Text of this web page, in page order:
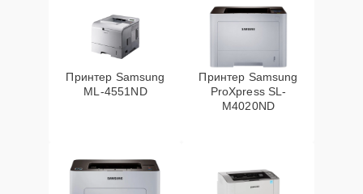
Принтер Samsung
ML-4551ND
Принтер Samsung
ProXpress SL-
M4020ND